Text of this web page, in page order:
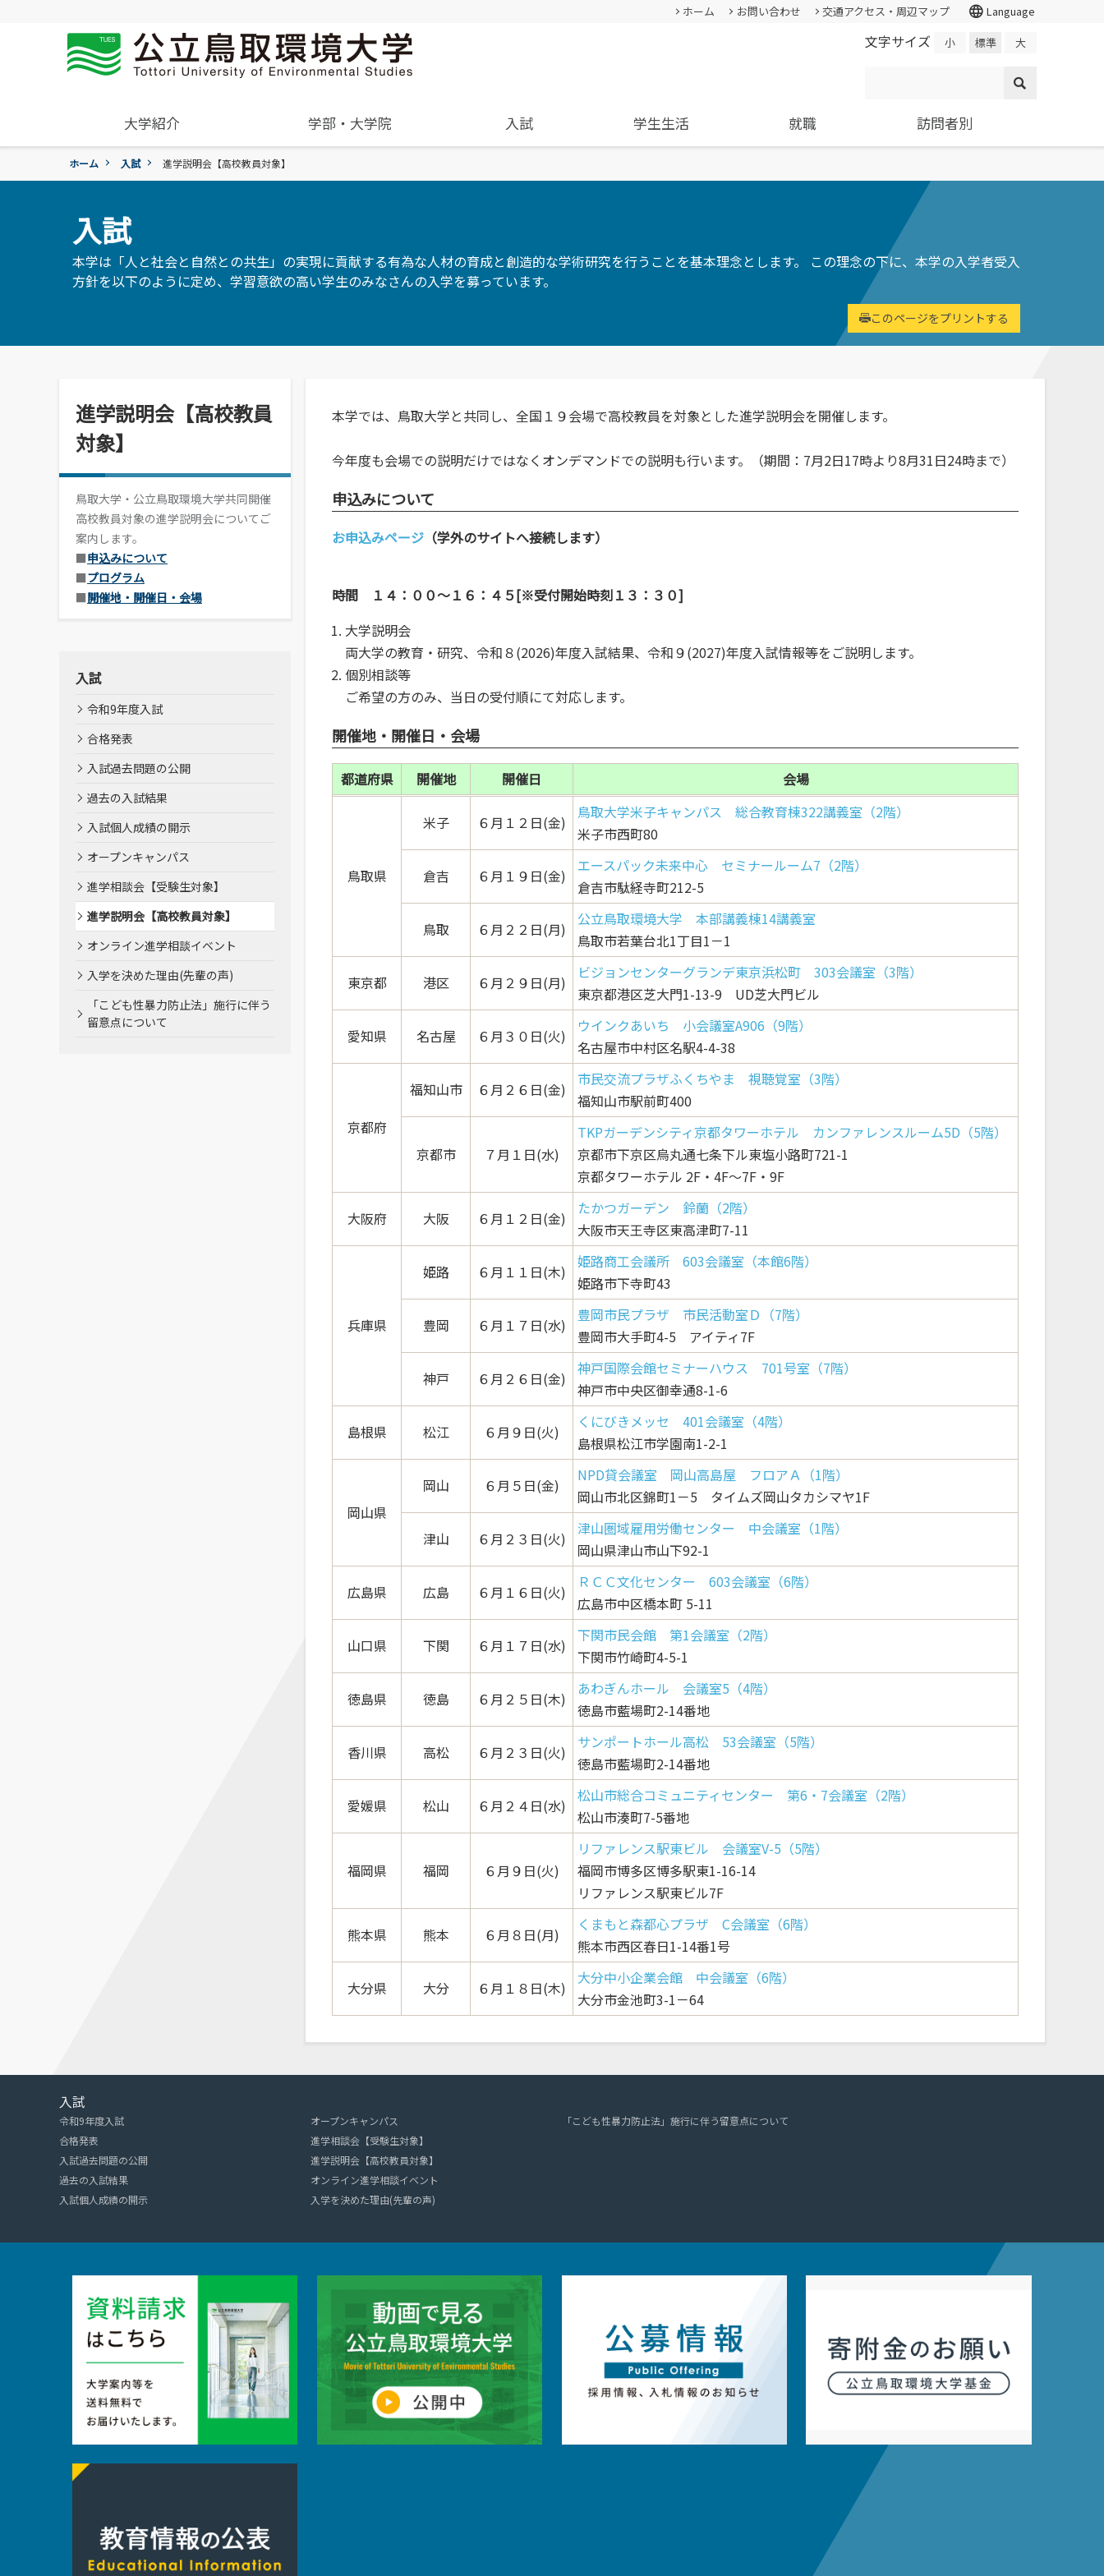
ホーム お問い合わせ 交通アクセス・周辺マップ language Language
文字サイズ 小 標準 大
大学紹介
概要
学章、シンボルマーク
国際交流センター
TUES×SDGs
環境問題･環境教育への取り組み
広報誌・刊行物
SNS(ソーシャル・メディア)公式アカウント
寄附金申込みのご案内
交通アクセス・周辺マップ
(図書館)
公立鳥取環境大学の研究・附属機
関のご紹介です。
公立鳥取環境大学の地域連携の取
学部・大学院
学年暦
地域と関りながら環境問
題に取り組む
企業や地域で活躍できる
人材を育成
幅広い知識と基礎学力を
持続的社会を実現できる
入試
入試過去問題の公開
令和9年度入試
令和9年度入試についてのご案内
オープンキャンパス
オープンキャンパスの日程や詳細
進学相談会
全国各地おこなっている進学相談
会の会場、日程についてご案内
学生生活
学生住居
アルバイトの紹介
委員会、クラブ・サークル
学納金、授業料減免・奨学
国の教育ローン、提携教育
ローン等
国の教育ローンと提携教育ローン
に関する情報です。
就職
就職活動について
訪問者別
受験生
ホーム 入試 進学説明会【高校教員対象】
入試
本学は「人と社会と自然との共生」の実現に貢献する有為な人材の育成と創造的な学術研究を行うことを基本理念とします。 この理念の下に、本学の入学者受入
方針を以下のように定め、学習意欲の高い学生のみなさんの入学を募っています。
このページをプリントする
進学説明会【高校教員
対象】
鳥取大学・公立鳥取環境大学共同開催
高校教員対象の進学説明会についてご
案内します。
■申込みについて
■プログラム
■開催地・開催日・会場
本学では、鳥取大学と共同し、全国１９会場で高校教員を対象とした進学説明会を開催します。
今年度も会場での説明だけではなくオンデマンドでの説明も行います。（期間：7月2日17時より8月31日24時まで）
申込みについて
お申込みページ （学外のサイトへ接続します）
時間 １４：００～１６：４５[※受付開始時刻１３：３０]
大学説明会
両大学の教育・研究、令和８(2026)年度入試結果、令和９(2027)年度入試情報等をご説明します。
個別相談等
ご希望の方のみ、当日の受付順にて対応します。
開催地・開催日・会場
都道府県 開催地 開催日 会場
鳥取県
米子 ６月１２日(金)
鳥取大学米子キャンパス 総合教育棟322講義室（2階）
米子市西町80
倉吉 ６月１９日(金)
エースパック未来中心 セミナールーム7（2階）
倉吉市駄経寺町212-5
鳥取 ６月２２日(月)
公立鳥取環境大学 本部講義棟14講義室
鳥取市若葉台北1丁目1－1
東京都 港区 ６月２９日(月)
ビジョンセンターグランデ東京浜松町 303会議室（3階）
東京都港区芝大門1-13-9 UD芝大門ビル
愛知県 名古屋 ６月３０日(火)
ウインクあいち 小会議室A906（9階）
名古屋市中村区名駅4-4-38
京都府
福知山市 ６月２６日(金)
市民交流プラザふくちやま 視聴覚室（3階）
福知山市駅前町400
京都市 ７月１日(水)
TKPガーデンシティ京都タワーホテル カンファレンスルーム5D（5階）
京都市下京区烏丸通七条下ル東塩小路町721-1
京都タワーホテル 2F・4F～7F・9F
大阪府 大阪 ６月１２日(金)
たかつガーデン 鈴蘭（2階）
大阪市天王寺区東高津町7-11
兵庫県
姫路 ６月１１日(木)
姫路商工会議所 603会議室（本館6階）
姫路市下寺町43
豊岡 ６月１７日(水)
豊岡市民プラザ 市民活動室Ｄ（7階）
豊岡市大手町4-5 アイティ7F
神戸 ６月２６日(金)
神戸国際会館セミナーハウス 701号室（7階）
神戸市中央区御幸通8-1-6
島根県 松江 ６月９日(火)
くにびきメッセ 401会議室（4階）
島根県松江市学園南1-2-1
岡山県
岡山 ６月５日(金)
NPD貸会議室 岡山高島屋 フロアＡ（1階）
岡山市北区錦町1－5 タイムズ岡山タカシマヤ1F
津山 ６月２３日(火)
津山圏域雇用労働センター 中会議室（1階）
岡山県津山市山下92-1
広島県 広島 ６月１６日(火)
ＲＣＣ文化センター 603会議室（6階）
広島市中区橋本町 5-11
山口県 下関 ６月１７日(水)
下関市民会館 第1会議室（2階）
下関市竹崎町4-5-1
徳島県 徳島 ６月２５日(木)
あわぎんホール 会議室5（4階）
徳島市藍場町2-14番地
香川県 高松 ６月２３日(火)
サンポートホール高松 53会議室（5階）
徳島市藍場町2-14番地
愛媛県 松山 ６月２４日(水)
松山市総合コミュニティセンター 第6・7会議室（2階）
松山市湊町7-5番地
福岡県 福岡 ６月９日(火)
リファレンス駅東ビル 会議室V-5（5階）
福岡市博多区博多駅東1-16-14
リファレンス駅東ビル7F
熊本県 熊本 ６月８日(月)
くまもと森都心プラザ C会議室（6階）
熊本市西区春日1-14番1号
大分県 大分 ６月１８日(木)
大分中小企業会館 中会議室（6階）
大分市金池町3-1－64
入試
令和9年度入試
合格発表
入試過去問題の公開
過去の入試結果
入試個人成績の開示
オープンキャンパス
進学相談会【受験生対象】
進学説明会【高校教員対象】
オンライン進学相談イベント
入学を決めた理由(先輩の声)
「こども性暴力防止法」施行に伴う
留意点について
入試
令和9年度入試
合格発表
入試過去問題の公開
過去の入試結果
入試個人成績の開示
オープンキャンパス
進学相談会【受験生対象】
進学説明会【高校教員対象】
オンライン進学相談イベント
入学を決めた理由(先輩の声)
「こども性暴力防止法」施行に伴う留意点について